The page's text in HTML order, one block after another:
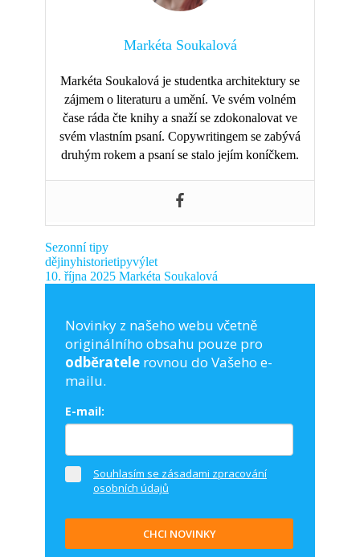
Markéta Soukalová
Markéta Soukalová je studentka architektury se
zájmem o literaturu a umění. Ve svém volném
čase ráda čte knihy a snaží se zdokonalovat ve
svém vlastním psaní. Copywritingem se zabývá
druhým rokem a psaní se stalo jejím koníčkem.
Sezonní tipy
dějinyhistorietipyvýlet
10. října 2025 Markéta Soukalová
Novinky z našeho webu včetně
originálního obsahu pouze pro
odběratele rovnou do Vašeho e-
mailu.
E-mail:
Souhlasím se zásadami zpracování
osobních údajů
CHCI NOVINKY